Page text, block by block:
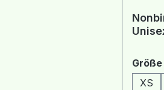
Größe
XS